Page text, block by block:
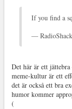
If you find a
—
Det här är ett
meme-kultur är ett
det är också ett bra
humor kommer
(